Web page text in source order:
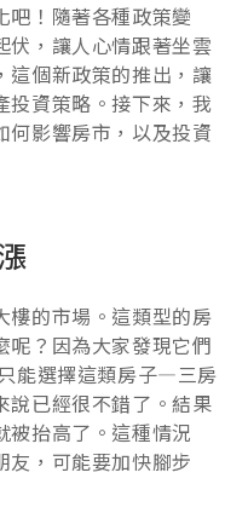
吧！隨著各種政策變
伏，讓人心情跟著坐雲
這個新政策的推出，讓
投資策略。接下來，我
何影響房市，以及投資
樓的市場。這類型的房
呢？因為大家發現它們
能選擇這類房子—三房
說已經很不錯了。結果
被抬高了。這種情況
友，可能要加快腳步